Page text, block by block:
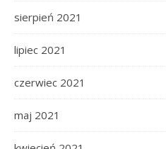
sierpień 2021
lipiec 2021
czerwiec 2021
maj 2021